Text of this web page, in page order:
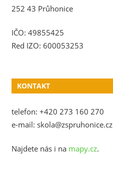
252 43 Průhonice
IČO: 49855425
Red IZO: 600053253
KONTAKT
telefon: +420 273 160 270
e-mail: skola@zspruhonice.cz
Najdete nás i na mapy.cz.